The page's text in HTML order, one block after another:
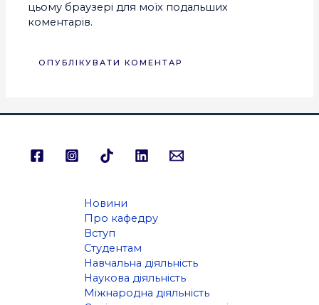
цьому браузері для моїх подальших
коментарів.
Новини
Про кафедру
Вступ
Студентам
Навчальна діяльність
Наукова діяльність
Міжнародна діяльність